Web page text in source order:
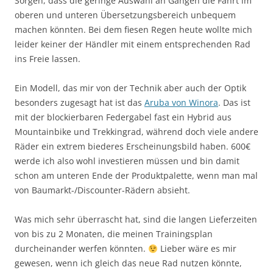
oberen und unteren Übersetzungsbereich unbequem
machen könnten. Bei dem fiesen Regen heute wollte mich
leider keiner der Händler mit einem entsprechenden Rad
ins Freie lassen.
Ein Modell, das mir von der Technik aber auch der Optik
besonders zugesagt hat ist das Aruba von Winora. Das ist
mit der blockierbaren Federgabel fast ein Hybrid aus
Mountainbike und Trekkingrad, während doch viele andere
Räder ein extrem biederes Erscheinungsbild haben. 600€
werde ich also wohl investieren müssen und bin damit
schon am unteren Ende der Produktpalette, wenn man mal
von Baumarkt-/Discounter-Rädern absieht.
Was mich sehr überrascht hat, sind die langen Lieferzeiten
von bis zu 2 Monaten, die meinen Trainingsplan
durcheinander werfen könnten.
Lieber wäre es mir
gewesen, wenn ich gleich das neue Rad nutzen könnte,